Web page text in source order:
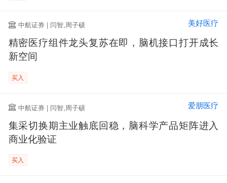
中航证券 | 闫智,周子硕 美好医疗
精密医疗组件龙头复苏在即，脑机接口打开成长
新空间
买入
中航证券 | 闫智,周子硕 爱朋医疗
集采切换期主业触底回稳，脑科学产品矩阵进入
商业化验证
买入